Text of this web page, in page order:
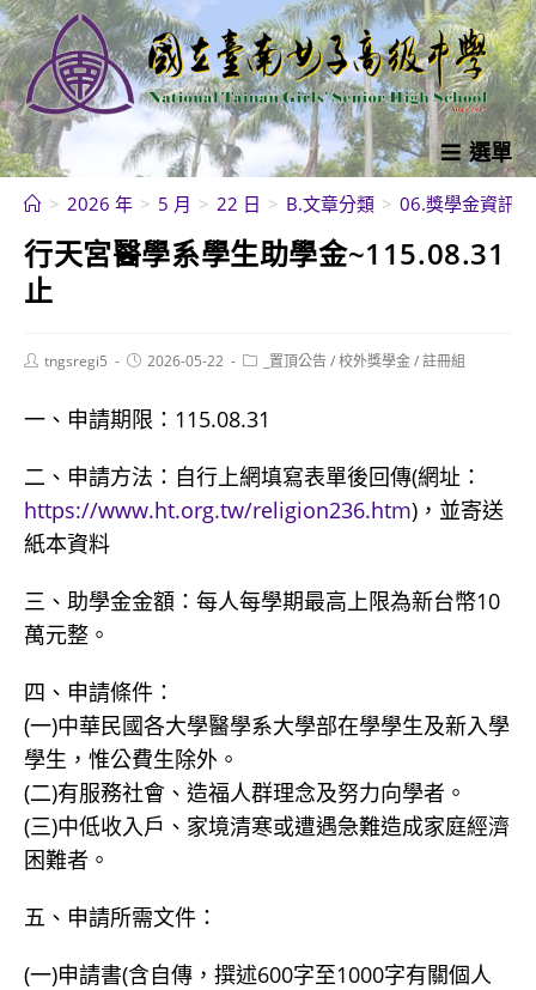
跳
轉
至
主
要
內
選單
> 2026 年 > 5 月 > 22 日 > B.文章分類 > 06.獎學金資訊
行天宮醫學系學生助學金~115.08.31
止
Posttngsregi5
Post2026-05-22
Post _置頂公告/校外獎學金/註冊組
一、申請期限：115.08.31
二、申請方法：自行上網填寫表單後回傳(網址：
https://www.ht.org.tw/religion236.htm)，並寄送
紙本資料
三、助學金金額：每人每學期最高上限為新台幣10
萬元整。
四、申請條件：
(一)中華民國各大學醫學系大學部在學學生及新入學
學生，惟公費生除外。
(二)有服務社會、造福人群理念及努力向學者。
(三)中低收入戶、家境清寒或遭遇急難造成家庭經濟
困難者。
五、申請所需文件：
(一)申請書(含自傳，撰述600字至1000字有關個人